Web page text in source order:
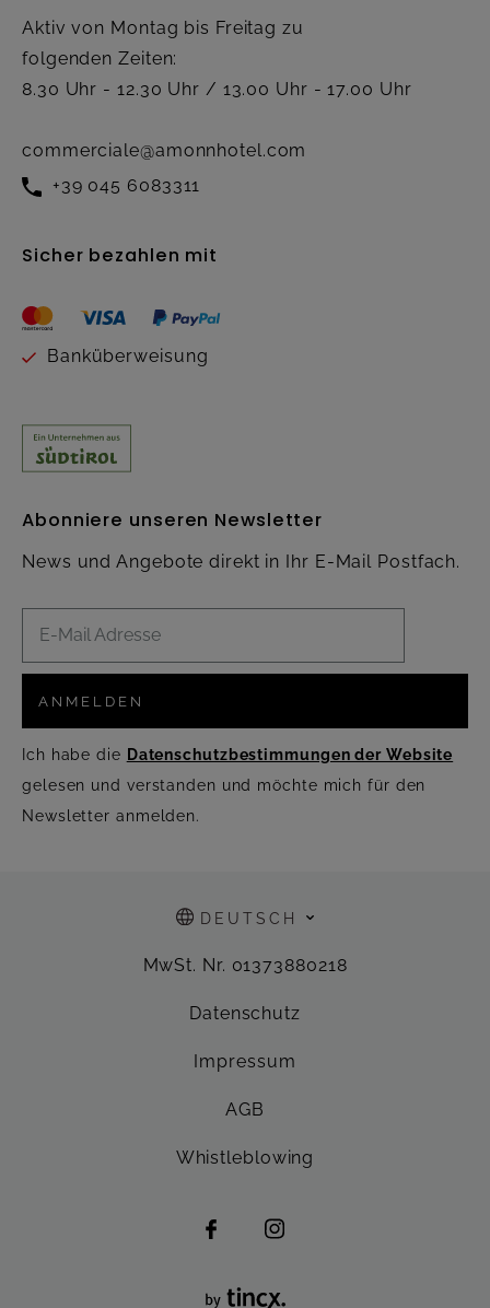
Aktiv von Montag bis Freitag zu
folgenden Zeiten:
8.30 Uhr - 12.30 Uhr / 13.00 Uhr - 17.00 Uhr
commerciale@amonnhotel.com
+39 045 6083311
Sicher bezahlen mit
Banküberweisung
Abonniere unseren Newsletter
News und Angebote direkt in Ihr E-Mail Postfach.
ANMELDEN
Ich habe die Datenschutzbestimmungen der Website
gelesen und verstanden und möchte mich für den
Newsletter anmelden.
DEUTSCH
MwSt. Nr. 01373880218
Datenschutz
Impressum
AGB
Whistleblowing